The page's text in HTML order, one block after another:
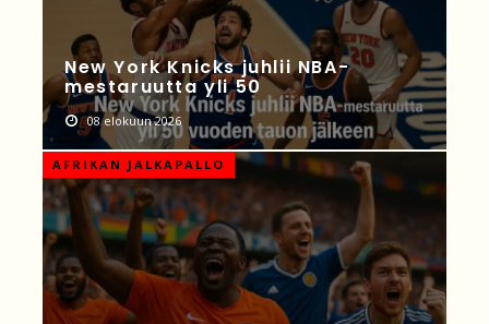
New York Knicks juhlii NBA-
mestaruutta yli 50
08 elokuun 2026
AFRIKAN JALKAPALLO